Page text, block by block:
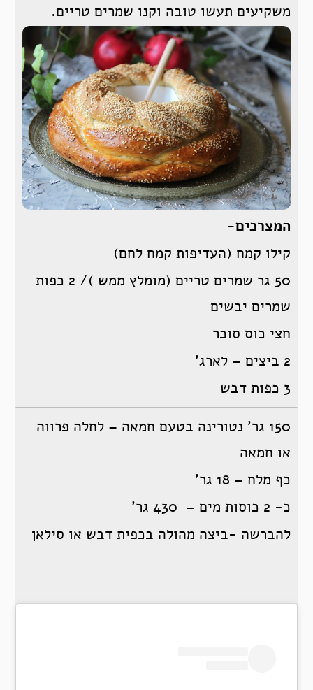
משקיעים תעשו טובה וקנו שמרים טריים.
המצרכים-
קילו קמח (העדיפות קמח לחם)
50 גר שמרים טריים (מומלץ ממש )/ 2 כפות
שמרים יבשים
חצי כוס סוכר
2 ביצים – לארג’
3 כפות דבש
150 גר’ נטורינה בטעם חמאה – לחלה פרווה
או חמאה
כף מלח – 18 גר’
כ- 2 כוסות מים – 430 גר’
להברשה -ביצה מהולה בכפית דבש או סילאן